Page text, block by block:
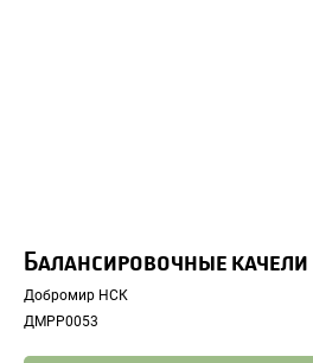
Балансировочные качели
Добромир НСК
ДМРР0053